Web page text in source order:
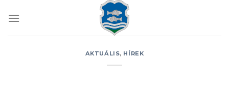
AKTUÁLIS, HÍREK